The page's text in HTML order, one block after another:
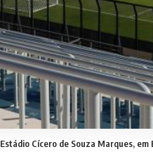
Estádio Cícero de Souza Marques,